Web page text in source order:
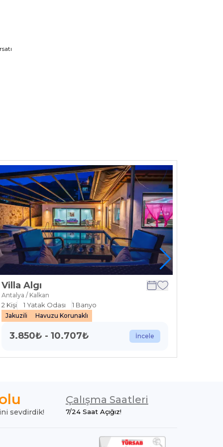
Villa Algı
Antalya / Kalkan
2 Kişi 1 Yatak Odası 1 Banyo
Jakuzili Havuzu Korunaklı
3.850₺ -10.707₺ İncele
sevdirdik!
Çalışma Saatleri
7/24 Saat Açığız!